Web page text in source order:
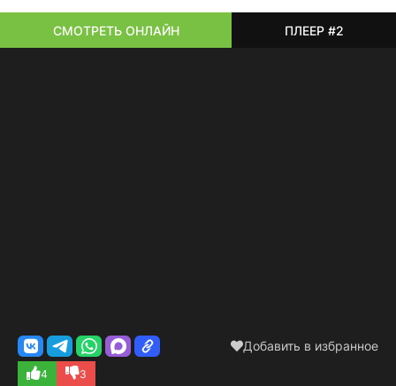
СМОТРЕТЬ ОНЛАЙН ПЛЕЕР #2
Добавить в избранное
4 3